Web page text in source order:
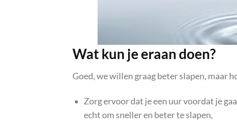
Wat kun je eraan doen?
Goed, we willen graag beter slapen, maar
Zorg ervoor dat je een uur voordat je
echt om sneller en beter te slapen,